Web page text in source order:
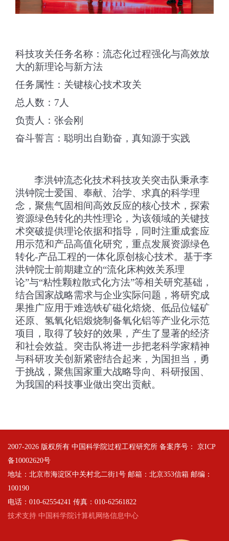
科技攻关任务名称：流态化过程强化与高效放
大的新理论与新方法
任务属性：关键核心技术攻关
总人数： 7 人
负责人：张会刚
奋斗誓言：聪明出自勤奋，真知源于实践
李洪钟流态化技术科技攻关突击队秉承李
洪钟院士爱国、奉献、治学、求真的科学理
念，聚焦气固相间高效反应的核心技术，探索
资源绿色转化的共性理论，为该领域的关键技
术突破提供理论依据和指导，同时注重成套应
用示范和产品高值化研究，重点发展资源绿色
转化-产品工程的一体化原创核心技术。基于李
洪钟院士前期建立的“流化床构效关系理
论”与“粘性颗粒散式化方法”等相关研究基础，
结合国家战略需求与企业实际问题，将研究成
果推广应用于难选铁矿磁化焙烧、低品位锰矿
还原、氢氧化铝煅烧制备氧化铝等产业化示范
项目，取得了较好的效果，产生了显著的经济
和社会效益。突击队将进一步把老科学家精神
与科研攻关创新紧密结合起来，为国担当，勇
于挑战，聚焦国家重大战略导向、科研报国、
为我国的科技事业做出突出贡献。
2007-2026 版权所有 中国科学院过程工程研究所 备案序号： 京ICP
备10002620号
地址：北京市海淀区中关村北二街1号 邮箱：北京353信箱 邮编：
100190
电话：010-62554241 传真：010-62561822
技术支持 中国科学院计算机网络信息中心